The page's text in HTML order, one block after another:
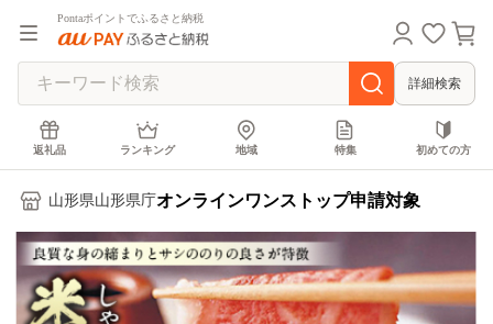
Pontaポイントでふるさと納税
詳細検索
返礼品 ランキング 地域 特集 初めての方
山形県山形県庁オンラインワンストップ申請対象